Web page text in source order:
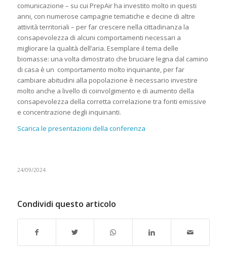
comunicazione – su cui PrepAir ha investito molto in questi
anni, con numerose campagne tematiche e decine di altre
attività territoriali – per far crescere nella cittadinanza la
consapevolezza di alcuni comportamenti necessari a
migliorare la qualità dell’aria. Esemplare il tema delle
biomasse: una volta dimostrato che bruciare legna dal camino
di casa è un comportamento molto inquinante, per far
cambiare abitudini alla popolazione è necessario investire
molto anche a livello di coinvolgimento e di aumento della
consapevolezza della corretta correlazione tra fonti emissive
e concentrazione degli inquinanti.
Scarica le presentazioni della conferenza
24/09/2024
Condividi questo articolo